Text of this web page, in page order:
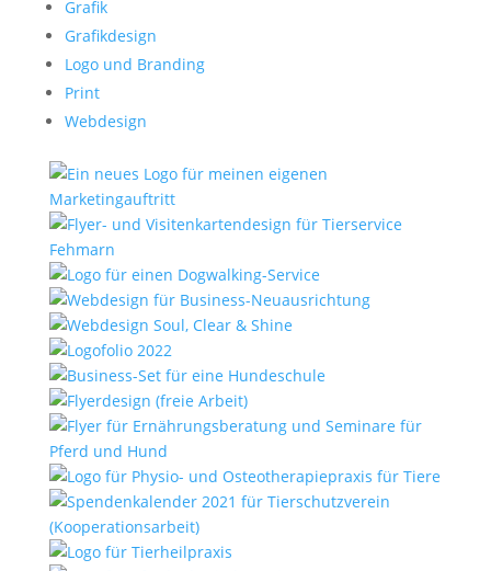
Grafik
Grafikdesign
Logo und Branding
Print
Webdesign